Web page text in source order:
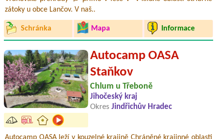
zátoky u obce Lančov. V naš..
Schránka Mapa Informace
Autocamp OASA
Staňkov
Chlum u Třeboně
Jihočeský kraj
Okres Jindřichův Hradec